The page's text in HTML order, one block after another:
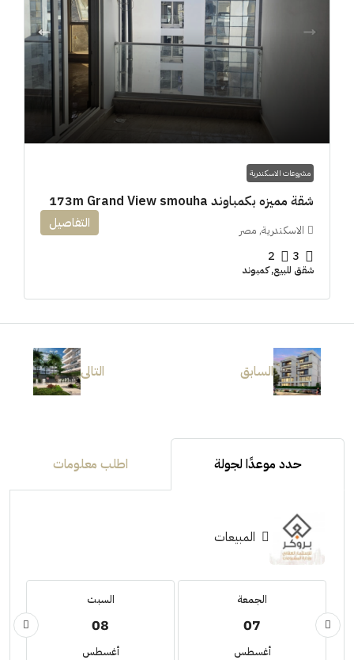
مشروعات الاسكندرية
شقة مميزه بكمباوند 173m Grand View smouha
الاسكندرية, مصر
3
2
شقق للبيع, كمبوند
التفاصيل
السابق التالى
حدد موعدًا لجولة اطلب معلومات
المبيعات
الجمعة
07
أغسطس
السبت
08
أغسطس